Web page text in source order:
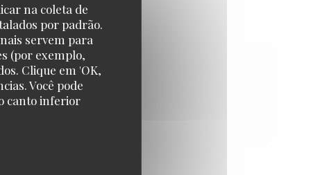
na coleta de
por padrão.
servem para
(por exemplo,
Clique em 'OK,
Você pode
canto inferior
: 5/5